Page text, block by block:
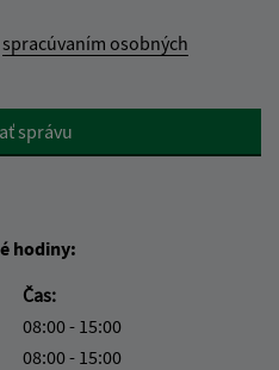
spracúvaním osobných
správu
hodiny:
Čas:
08:00 - 15:00
08:00 - 15:00